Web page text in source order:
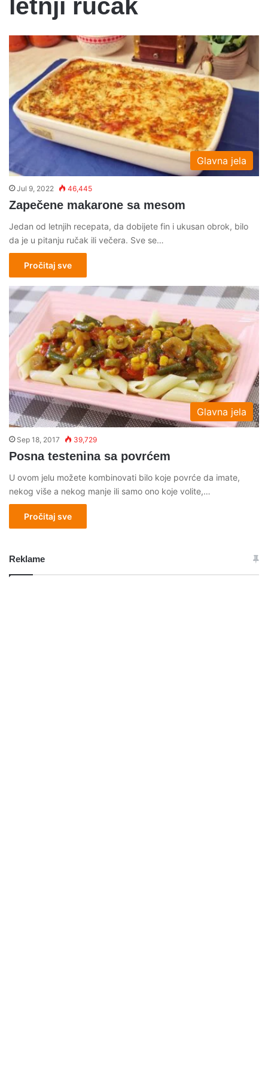
letnji rucak
Glavna jela
Jul 9, 2022 46,445
Zapečene makarone sa mesom
Jedan od letnjih recepata, da dobijete fin i ukusan obrok, bilo
da je u pitanju ručak ili večera. Sve se…
Pročitaj sve
Glavna jela
Sep 18, 2017 39,729
Posna testenina sa povrćem
U ovom jelu možete kombinovati bilo koje povrće da imate,
nekog više a nekog manje ili samo ono koje volite,…
Pročitaj sve
Reklame